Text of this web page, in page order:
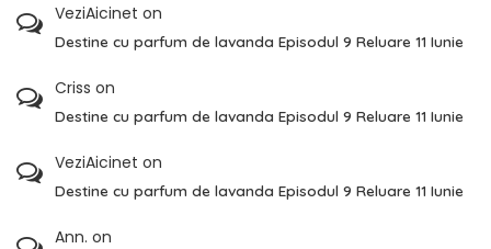
VeziAicinet on
Destine cu parfum de lavanda Episodul 9 Reluare 11 Iunie
Criss on
Destine cu parfum de lavanda Episodul 9 Reluare 11 Iunie
VeziAicinet on
Destine cu parfum de lavanda Episodul 9 Reluare 11 Iunie
Ann. on